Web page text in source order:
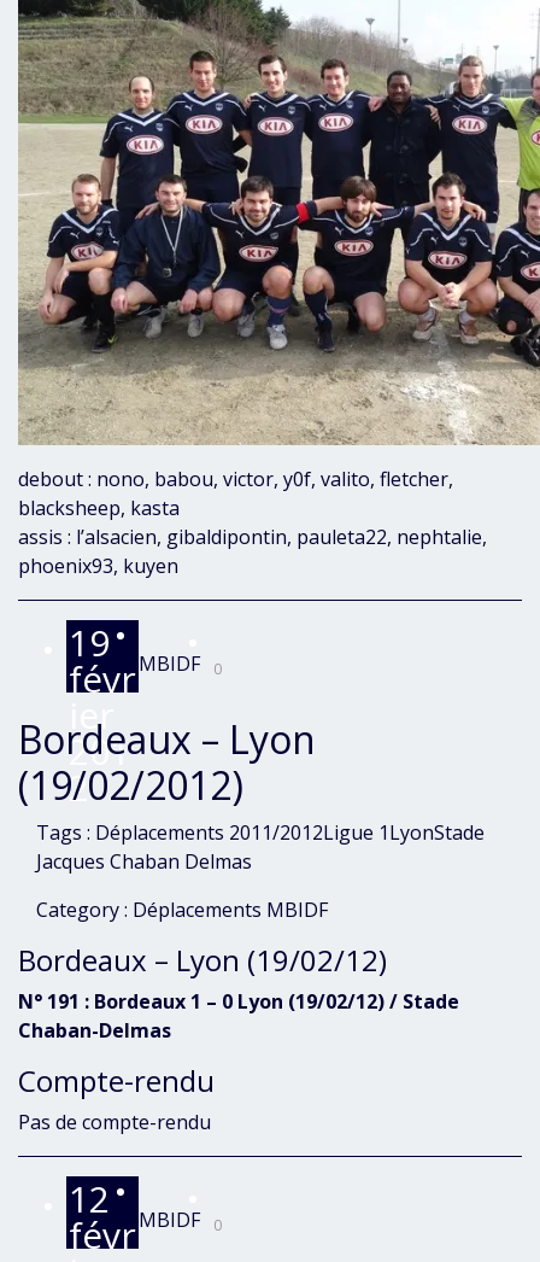
debout : nono, babou, victor, y0f, valito, fletcher,
blacksheep, kasta
assis : l’alsacien, gibaldipontin, pauleta22, nephtalie,
phoenix93, kuyen
19
févr
ier
201
2
MBIDF 0
Bordeaux – Lyon
(19/02/2012)
Tags : Déplacements 2011/2012Ligue 1LyonStade
Jacques Chaban Delmas
Category : Déplacements MBIDF
Bordeaux – Lyon (19/02/12)
N° 191 : Bordeaux 1 – 0 Lyon (19/02/12) / Stade
Chaban-Delmas
Compte-rendu
Pas de compte-rendu
12
févrMBIDF 0